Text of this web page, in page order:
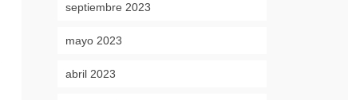
septiembre 2023
mayo 2023
abril 2023